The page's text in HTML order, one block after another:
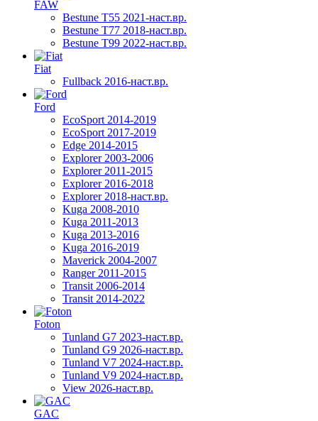
FAW
Bestune T55 2021-наст.вр.
Bestune T77 2018-наст.вр.
Bestune T99 2022-наст.вр.
Fiat
Fullback 2016-наст.вр.
Ford
EcoSport 2014-2019
EcoSport 2017-2019
Edge 2014-2015
Explorer 2003-2006
Explorer 2011-2015
Explorer 2016-2018
Explorer 2018-наст.вр.
Kuga 2008-2010
Kuga 2011-2013
Kuga 2013-2016
Kuga 2016-2019
Maverick 2004-2007
Ranger 2011-2015
Transit 2006-2014
Transit 2014-2022
Foton
Tunland G7 2023-наст.вр.
Tunland G9 2026-наст.вр.
Tunland V7 2024-наст.вр.
Tunland V9 2024-наст.вр.
View 2026-наст.вр.
GAC